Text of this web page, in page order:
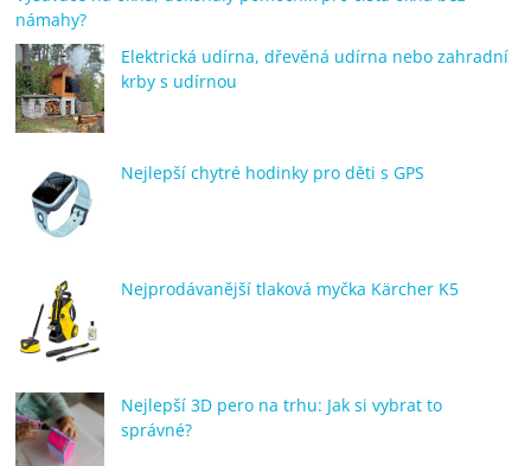
námahy?
Elektrická udírna, dřevěná udírna nebo zahradní
krby s udírnou
Nejlepší chytré hodinky pro děti s GPS
Nejprodávanější tlaková myčka Kärcher K5
Nejlepší 3D pero na trhu: Jak si vybrat to
správné?